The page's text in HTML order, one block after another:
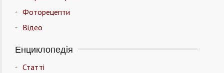
Фоторецепти
Відео
Енциклопедія
Статті